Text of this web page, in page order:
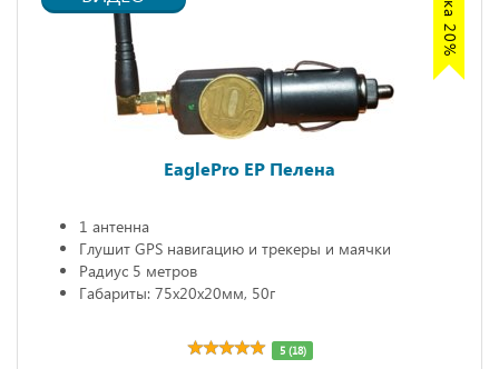
EaglePro EP Пелена
1 антенна
Глушит GPS навигацию и трекеры и маячки
Радиус 5 метров
Габариты: 75х20х20мм, 50г
5 (18)